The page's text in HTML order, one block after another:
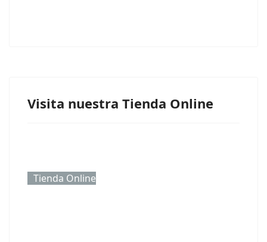
Visita nuestra Tienda Online
Tienda Online